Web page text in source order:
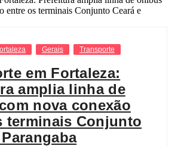
Gerais Transporte
em Fortaleza:
amplia linha de
nova conexão
terminais Conjunto